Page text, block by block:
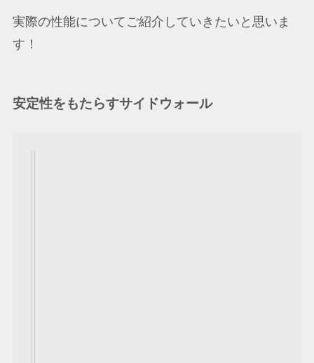
実際の性能についてご紹介していきたいと思いま
す！
安定性をもたらすサイドウォール